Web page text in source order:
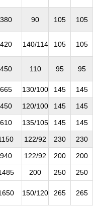
380 90 105 105
420 140/114 105 105
450 110 95 95
665 130/100 145
145
450 120/100 145
145
610 135/105 145
145
122/92 230
230
940 122/92 200
200
200 250
250
150/120 265 265